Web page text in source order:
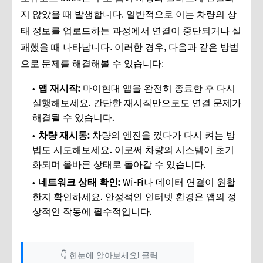
지 않았을 때 발생합니다. 일반적으로 이는 차량의 상
태 정보를 업로드하는 과정에서 연결이 중단되거나 실
패했을 때 나타납니다. 이러한 경우, 다음과 같은 방법
으로 문제를 해결해볼 수 있습니다:
앱 재시작: 마이현대 앱을 완전히 종료한 후 다시
실행해보세요. 간단한 재시작만으로도 연결 문제가
해결될 수 있습니다.
차량 재시동: 차량의 엔진을 껐다가 다시 켜는 방
법도 시도해보세요. 이로써 차량의 시스템이 초기
화되며 올바른 상태로 돌아갈 수 있습니다.
네트워크 상태 확인: Wi-Fi나 데이터 연결이 원활
한지 확인하세요. 안정적인 인터넷 환경은 앱의 정
상적인 작동에 필수적입니다.
👇 한눈에 알아보세요! 클릭